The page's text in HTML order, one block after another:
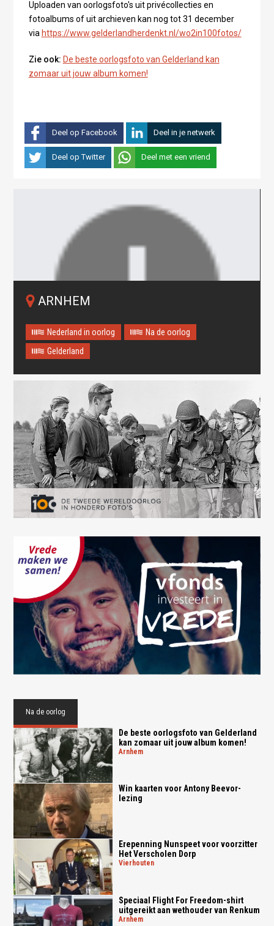
Uploaden van oorlogsfoto's uit privécollecties en
fotoalbums of uit archieven kan nog tot 31 december
via https://www.gelderlandherdenkt.nl/wo2in100fotos/
Zie ook: De beste oorlogsfoto van Gelderland kan
zomaar uit jouw album komen!
Deel op Facebook Deel in je netwerk
Deel op Twitter Deel met een vriend
Oops! Something went
wrong.
This page didn't load Google Maps correctly. See the
JavaScript console for technical details.
ARNHEM
Nederland in oorlog
Na de oorlog
Gelderland
Na de oorlog
De beste oorlogsfoto van Gelderland
kan zomaar uit jouw album komen!
arnhem
Win kaarten voor Antony Beevor-
lezing
Erepenning Nunspeet voor voorzitter
Het Verscholen Dorp
vierhouten
Speciaal Flight For Freedom-shirt
uitgereikt aan wethouder van Renkum
arnhem